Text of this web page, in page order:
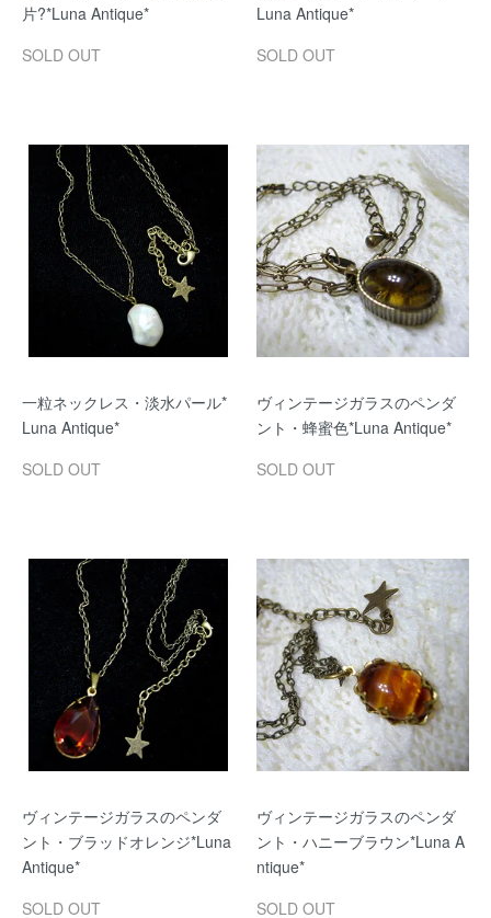
片?*Luna Antique*
SOLD OUT
Luna Antique*
SOLD OUT
一粒ネックレス・淡水パール*
Luna Antique*
SOLD OUT
ヴィンテージガラスのペンダ
ント・蜂蜜色*Luna Antique*
SOLD OUT
ヴィンテージガラスのペンダ
ント・ブラッドオレンジ*Luna
Antique*
SOLD OUT
ヴィンテージガラスのペンダ
ント・ハニーブラウン*Luna A
ntique*
SOLD OUT